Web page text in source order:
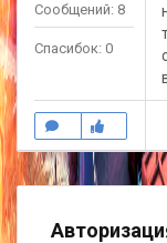
Сообщений: 8
Спасибок: 0